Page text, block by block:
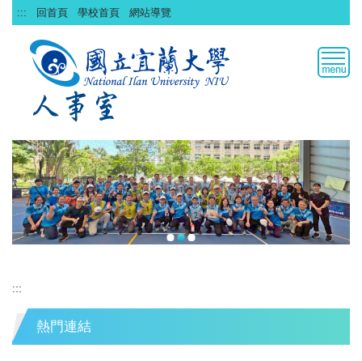
跳
到
::: 回首頁 學校首頁 網站導覽
:::
熱門連結